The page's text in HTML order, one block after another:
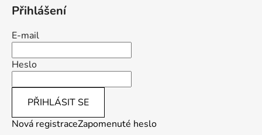
Přihlášení
E-mail
Heslo
PŘIHLÁSIT SE
Nová registraceZapomenuté heslo